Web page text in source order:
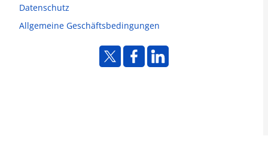
Datenschutz
Allgemeine Geschäftsbedingungen